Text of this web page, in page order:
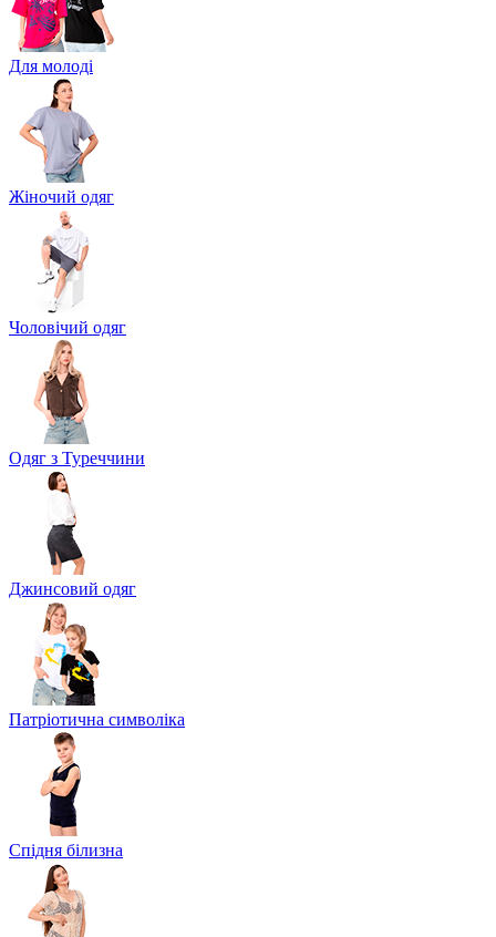
Для молоді
Жіночий одяг
Чоловічий одяг
Одяг з Туреччини
Джинсовий одяг
Патріотична символіка
Спідня білизна